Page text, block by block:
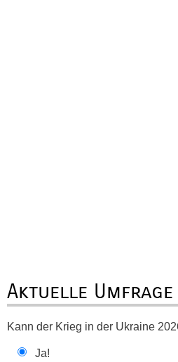
Aktuelle Umfrage
Kann der Krieg in der Ukraine
Ja!